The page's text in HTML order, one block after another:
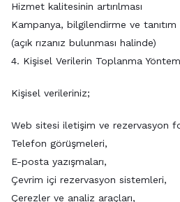
Hizmet kalitesinin artırılması
Kampanya, bilgilendirme ve
(açık rızanız bulunması halinde)
4. Kişisel Verilerin Toplanma
Kişisel verileriniz;
Web sitesi iletişim ve rezervasyon
Telefon görüşmeleri,
E-posta yazışmaları,
Çevrim içi rezervasyon sistemleri,
Çerezler ve analiz araçları,